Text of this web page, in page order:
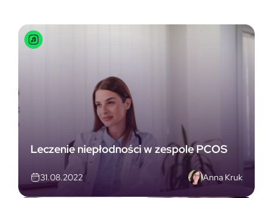
Leczenie niepłodności w zespole PCOS
31.08.2022 Anna Kruk